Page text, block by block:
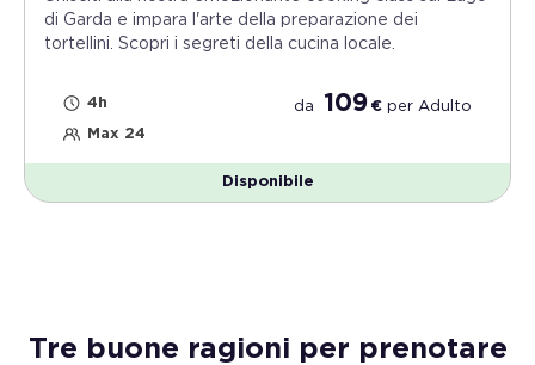
di Garda e impara l'arte della preparazione dei
tortellini. Scopri i segreti della cucina locale.
4h
Max 24
da 109 € per Adulto
Disponibile
Tre buone ragioni per prenotare